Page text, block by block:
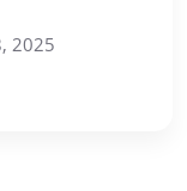
2025